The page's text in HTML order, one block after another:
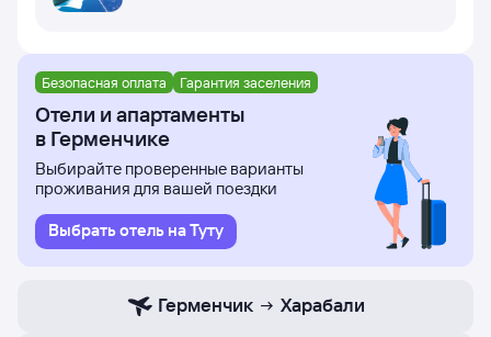
Безопасная оплата Гарантия заселения
Отели и апартаменты
в Герменчике
Выбирайте проверенные варианты
проживания для вашей поездки
Выбрать отель на Туту
Герменчик Харабали